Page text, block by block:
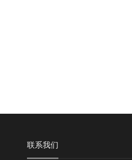
联系我们